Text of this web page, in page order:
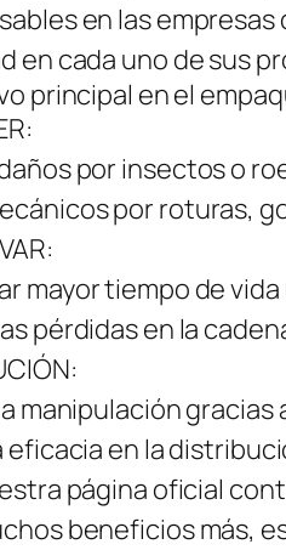
en las
en cada uno de sus
principal en el
por insectos o
por roturas,
mayor tiempo de
pérdidas en la
manipulación
eficacia en la
página oficial
beneficios más,